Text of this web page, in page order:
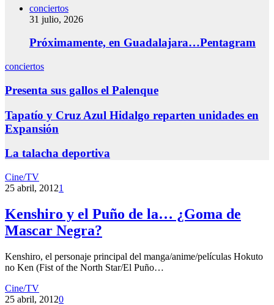
conciertos
31 julio, 2026
Próximamente, en Guadalajara…Pentagram
conciertos
Presenta sus gallos el Palenque
Tapatío y Cruz Azul Hidalgo reparten unidades en
Expansión
La talacha deportiva
Cine/TV
25 abril, 20121
Kenshiro y el Puño de la… ¿Goma de
Mascar Negra?
Kenshiro, el personaje principal del manga/anime/películas Hokuto
no Ken (Fist of the North Star/El Puño…
Cine/TV
25 abril, 20120